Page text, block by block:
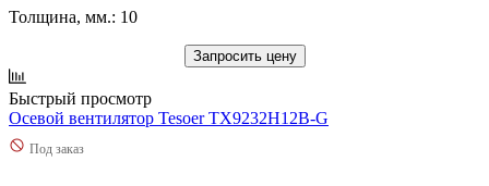
Толщина, мм.: 10
Запросить цену
Быстрый просмотр
Осевой вентилятор Tesoer TX9232H12B-G
Под заказ